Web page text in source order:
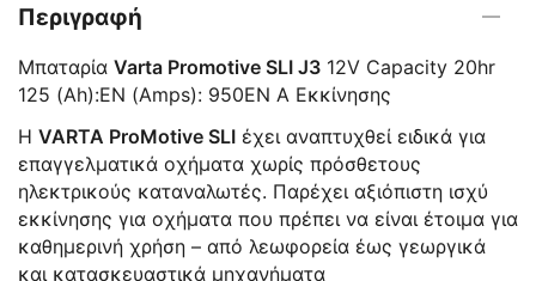
Περιγραφή
Μπαταρία Varta Promotive SLI J3 12V Capacity 20hr
125 (Ah):EN (Amps): 950EN A Εκκίνησης
Η VARTA ProMotive SLI έχει αναπτυχθεί ειδικά για
επαγγελματικά οχήματα χωρίς πρόσθετους
ηλεκτρικούς καταναλωτές. Παρέχει αξιόπιστη ισχύ
εκκίνησης για οχήματα που πρέπει να είναι έτοιμα για
καθημερινή χρήση – από λεωφορεία έως γεωργικά
και κατασκευαστικά μηχανήματα